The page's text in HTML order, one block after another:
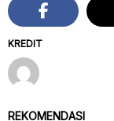
KREDIT
REKOMENDASI